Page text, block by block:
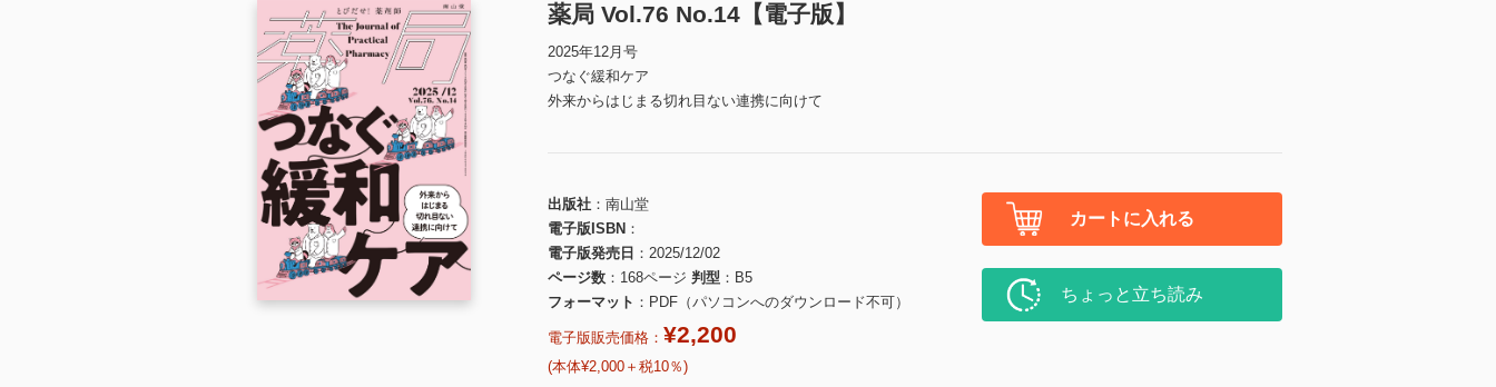
薬局 Vol.76 No.14【電子版】
2025年12月号
つなぐ緩和ケア
外来からはじまる切れ目ない連携に向けて
出版社
南山堂
電子版ISBN
電子版発売日
2025/12/02
ページ数
168ページ 判型
B5
フォーマット
PDF（パソコンへのダウンロード不可）
電子版販売価格： ¥2,200
(本体¥2,000＋税10％)
カートに入れる
ちょっと立ち読み